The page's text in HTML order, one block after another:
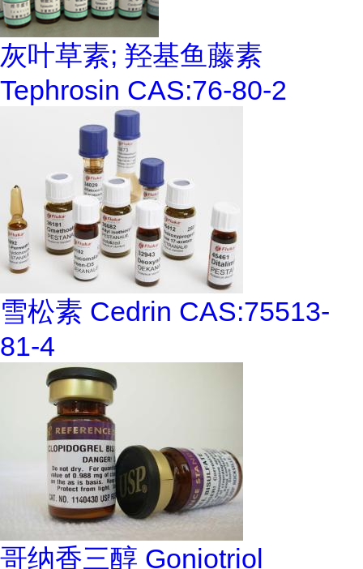
灰叶草素; 羟基鱼藤素
Tephrosin CAS:76-80-2
雪松素 Cedrin CAS:75513-
81-4
哥纳香三醇 Goniotriol